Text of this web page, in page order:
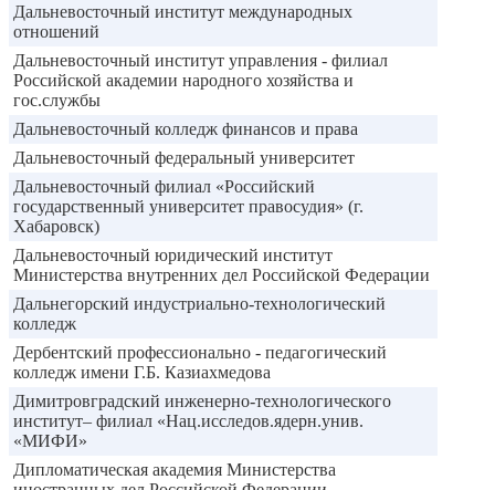
Дальневосточный институт международных
отношений
Дальневосточный институт управления - филиал
Российской академии народного хозяйства и
гос.службы
Дальневосточный колледж финансов и права
Дальневосточный федеральный университет
Дальневосточный филиал «Российский
государственный университет правосудия» (г.
Хабаровск)
Дальневосточный юридический институт
Министерства внутренних дел Российской Федерации
Дальнегорский индустриально-технологический
колледж
Дербентский профессионально - педагогический
колледж имени Г.Б. Казиахмедова
Димитровградский инженерно-технологического
институт– филиал «Нац.исследов.ядерн.унив.
«МИФИ»
Дипломатическая академия Министерства